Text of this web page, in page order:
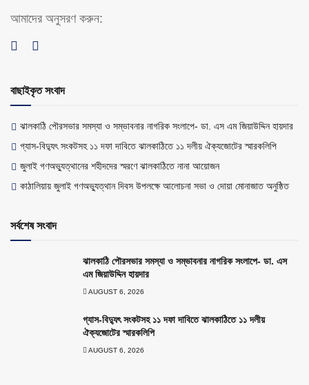
আমাদের অনুসরণ করুন:
বাছাইকৃত সংবাদ
ঝালকাঠি পৌরসভার সমস্যা ও সম্ভাবনার নাগরিক সংলাপে- ডা. এস এম জিয়াউদ্দিন হায়দার
গ্যাস-বিদ্যুৎ সংকটসহ ১১ দফা দাবিতে ঝালকাঠিতে ১১ দলীয় ঐক্যজোটের স্মারকলিপি
জুলাই গণঅভ্যুত্থানের শহীদদের স্মরণে ঝালকাঠিতে নানা আয়োজন
কাঠালিয়ায় জুলাই গণঅভ্যুত্থান দিবস উপলক্ষে আলোচনা সভা ও দোয়া মোনাজাত অনুষ্ঠিত
সর্বশেষ সংবাদ
ঝালকাঠি পৌরসভার সমস্যা ও সম্ভাবনার নাগরিক সংলাপে- ডা. এস
এম জিয়াউদ্দিন হায়দার
AUGUST 6, 2026
গ্যাস-বিদ্যুৎ সংকটসহ ১১ দফা দাবিতে ঝালকাঠিতে ১১ দলীয়
ঐক্যজোটের স্মারকলিপি
AUGUST 6, 2026